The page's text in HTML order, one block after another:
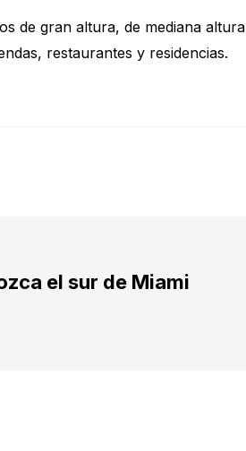
de gran altura, de mediana altura
restaurantes y residencias.
el sur de Miami